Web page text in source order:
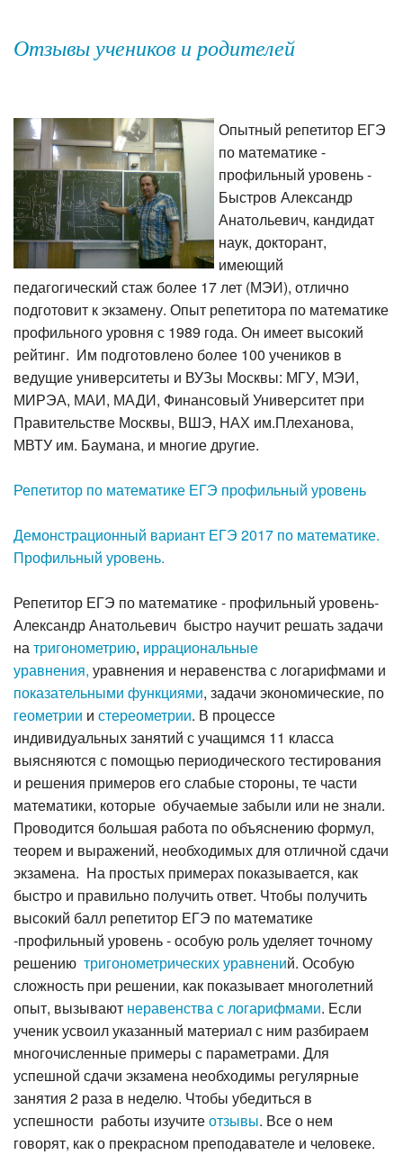
Отзывы учеников и родителей
Опытный репетитор ЕГЭ
по математике -
профильный уровень -
Быстров Александр
Анатольевич, кандидат
наук, докторант,
имеющий
педагогический стаж более 17 лет (МЭИ), отлично
подготовит к экзамену. Опыт репетитора по математике
профильного уровня с 1989 года. Он имеет высокий
рейтинг. Им подготовлено более 100 учеников в
ведущие университеты и ВУЗы Москвы: МГУ, МЭИ,
МИРЭА, МАИ, МАДИ, Финансовый Университет при
Правительстве Москвы, ВШЭ, НАХ им.Плеханова,
МВТУ им. Баумана, и многие другие.
Репетитор по математике ЕГЭ профильный уровень
Демонстрационный вариант ЕГЭ 2017 по математике.
Профильный уровень.
Репетитор ЕГЭ по математике - профильный уровень-
Александр Анатольевич быстро научит решать задачи
натригонометрию, иррациональные
уравнения, уравнения и неравенства с логарифмами и
показательными функциями, задачи экономические, по
геометрии и стереометрии. В процессе
индивидуальных занятий с учащимся 11 класса
выясняются с помощью периодического тестирования
и решения примеров его слабые стороны, те части
математики, которые обучаемые забыли или не знали.
Проводится большая работа по объяснению формул,
теорем и выражений, необходимых для отличной сдачи
экзамена. На простых примерах показывается, как
быстро и правильно получить ответ. Чтобы получить
высокий балл репетитор ЕГЭ по математике
-профильный уровень - особую роль уделяет точному
решению тригонометрических уравнений. Особую
сложность при решении, как показывает многолетний
опыт, вызывают неравенства с логарифмами. Если
ученик усвоил указанный материал с ним разбираем
многочисленные примеры с параметрами. Для
успешной сдачи экзамена необходимы регулярные
занятия 2 раза в неделю. Чтобы убедиться в
успешности работы изучитеотзывы. Все о нем
говорят, как о прекрасном преподавателе и человеке.